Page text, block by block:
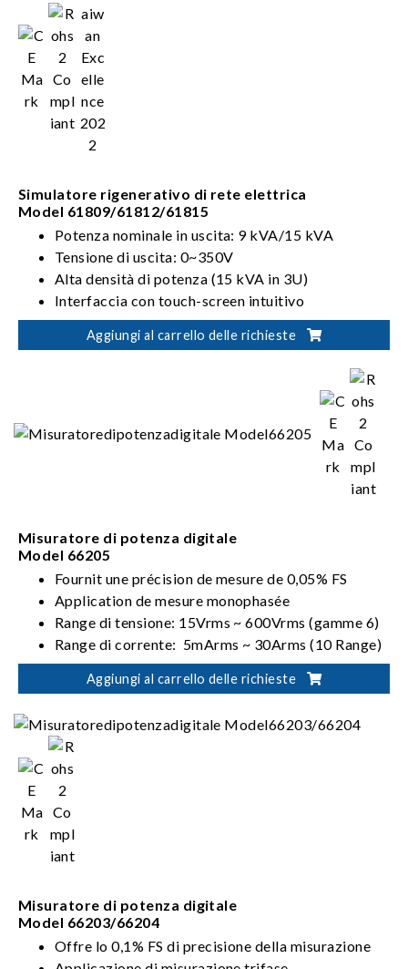
Simulatore rigenerativo di rete elettrica
Model 61809/61812/61815
Potenza nominale in uscita: 9 kVA/15 kVA
Tensione di uscita: 0~350V
Alta densità di potenza (15 kVA in 3U)
Interfaccia con touch-screen intuitivo
Aggiungi al carrello delle richieste
Misuratore di potenza digitale
Model 66205
Fournit une précision de mesure de 0,05% FS
Application de mesure monophasée
Range di tensione: 15Vrms ~ 600Vrms (gamme 6)
Range di corrente: 5mArms ~ 30Arms (10 Range)
Soddisfa i requisiti ENERGY STAR/EN 50564 /IEC
62301/ErP
Aggiungi al carrello delle richieste
Misuratore di potenza digitale
Model 66203/66204
Offre lo 0,1% FS di precisione della misurazione